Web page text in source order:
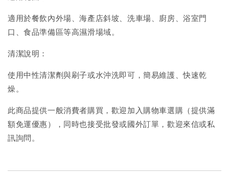
適用於餐飲內外場、海產店斜坡、洗車場、廚房、浴室門
口、食品準備區等高濕滑場域。
清潔說明：
使用中性清潔劑與刷子或水沖洗即可，簡易維護、快速乾
燥。
此商品提供一般消費者購買，歡迎加入購物車選購（提供滿
額免運優惠），同時也接受批發或國外訂單，歡迎來信或私
訊詢問。